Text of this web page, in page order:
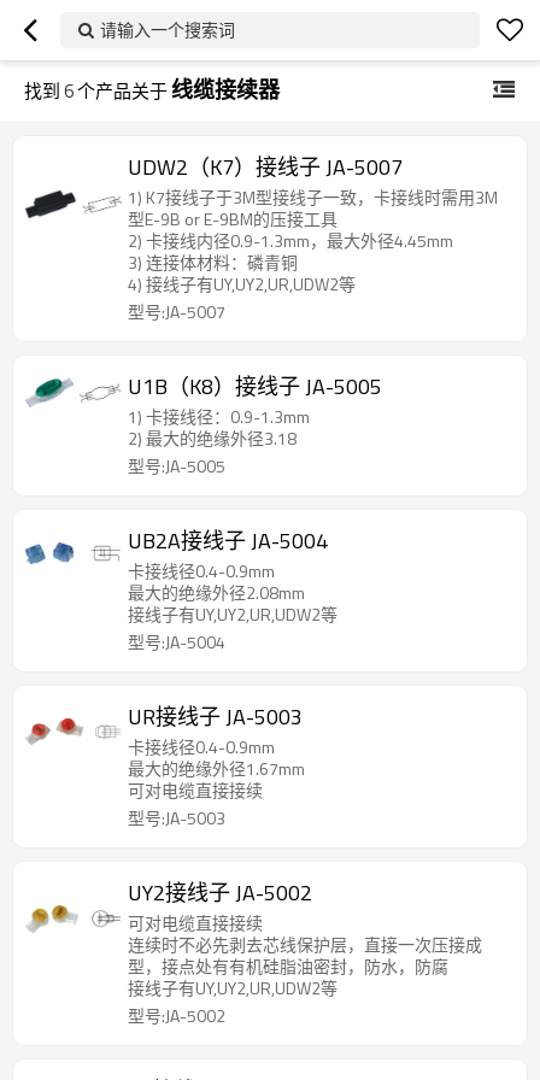
请输入一个搜索词
找到6个产品关于线缆接续器
UDW2（K7）接线子 JA-5007
1) K7接线子于3M型接线子一致，卡接线时需用3M
型E-9B or E-9BM的压接工具
2) 卡接线内径0.9-1.3mm，最大外径4.45mm
3) 连接体材料：磷青铜
4) 接线子有UY,UY2,UR,UDW2等
型号:JA-5007
U1B（K8）接线子 JA-5005
1) 卡接线径：0.9-1.3mm
2) 最大的绝缘外径3.18
型号:JA-5005
UB2A接线子 JA-5004
卡接线径0.4-0.9mm
最大的绝缘外径2.08mm
接线子有UY,UY2,UR,UDW2等
型号:JA-5004
UR接线子 JA-5003
卡接线径0.4-0.9mm
最大的绝缘外径1.67mm
可对电缆直接接续
型号:JA-5003
UY2接线子 JA-5002
可对电缆直接接续
连续时不必先剥去芯线保护层，直接一次压接成
型，接点处有有机硅脂油密封，防水，防腐
接线子有UY,UY2,UR,UDW2等
型号:JA-5002